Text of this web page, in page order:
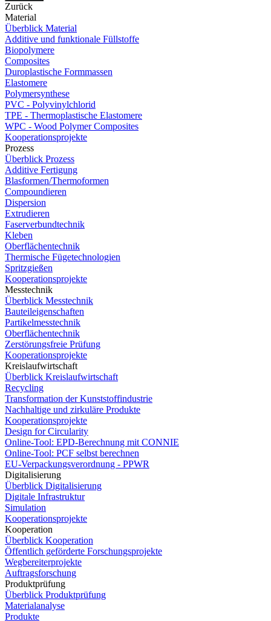
Zurück
Material
Überblick Material
Additive und funktionale Füllstoffe
Biopolymere
Composites
Duroplastische Formmassen
Elastomere
Polymersynthese
PVC - Polyvinylchlorid
TPE - Thermoplastische Elastomere
WPC - Wood Polymer Composites
Kooperationsprojekte
Prozess
Überblick Prozess
Additive Fertigung
Blasformen/Thermoformen
Compoundieren
Dispersion
Extrudieren
Faserverbundtechnik
Kleben
Oberflächentechnik
Thermische Fügetechnologien
Spritzgießen
Kooperationsprojekte
Messtechnik
Überblick Messtechnik
Bauteileigenschaften
Partikelmesstechnik
Oberflächentechnik
Zerstörungsfreie Prüfung
Kooperationsprojekte
Kreislaufwirtschaft
Überblick Kreislaufwirtschaft
Recycling
Transformation der Kunststoffindustrie
Nachhaltige und zirkuläre Produkte
Kooperationsprojekte
Design for Circularity
Online-Tool: EPD-Berechnung mit CONNIE
Online-Tool: PCF selbst berechnen
EU-Verpackungsverordnung - PPWR
Digitalisierung
Überblick Digitalisierung
Digitale Infrastruktur
Simulation
Kooperationsprojekte
Kooperation
Überblick Kooperation
Öffentlich geförderte Forschungsprojekte
Wegbereiterprojekte
Auftragsforschung
Produktprüfung
Überblick Produktprüfung
Materialanalyse
Produkte